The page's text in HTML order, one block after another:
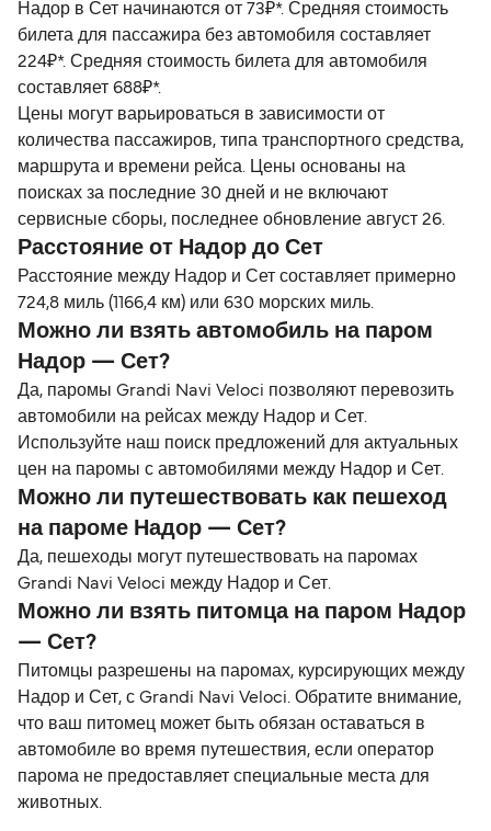
Надор в Сет начинаются от 73₽*. Средняя стоимость
билета для пассажира без автомобиля составляет
224₽*. Средняя стоимость билета для автомобиля
составляет 688₽*.
Цены могут варьироваться в зависимости от
количества пассажиров, типа транспортного средства,
маршрута и времени рейса. Цены основаны на
поисках за последние 30 дней и не включают
сервисные сборы, последнее обновление август 26.
Расстояние от Надор до Сет
Расстояние между Надор и Сет составляет примерно
724,8 миль (1166,4 км) или 630 морских миль.
Можно ли взять автомобиль на паром
Надор — Сет?
Да, паромы Grandi Navi Veloci позволяют перевозить
автомобили на рейсах между Надор и Сет.
Используйте наш поиск предложений для актуальных
цен на паромы с автомобилями между Надор и Сет.
Можно ли путешествовать как пешеход
на пароме Надор — Сет?
Да, пешеходы могут путешествовать на паромах
Grandi Navi Veloci между Надор и Сет.
Можно ли взять питомца на паром Надор
— Сет?
Питомцы разрешены на паромах, курсирующих между
Надор и Сет, с Grandi Navi Veloci. Обратите внимание,
что ваш питомец может быть обязан оставаться в
автомобиле во время путешествия, если оператор
парома не предоставляет специальные места для
животных.